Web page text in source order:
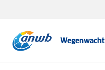
Wegenwacht